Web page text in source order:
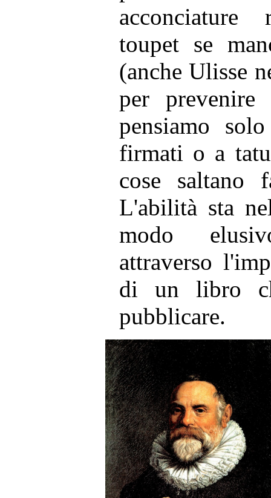
toupet se
(anche Ulisse
per
pensiamo
firmati o a
cose saltano
L'abilità sta
modo
attraverso
di un libro
pubblicare.